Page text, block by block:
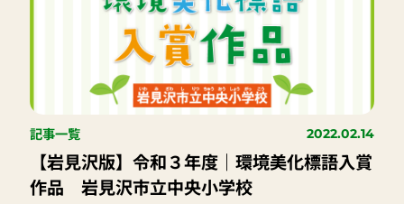
記事一覧 2022.02.14
【岩見沢版】令和３年度｜環境美化標語入賞
作品 岩見沢市立中央小学校